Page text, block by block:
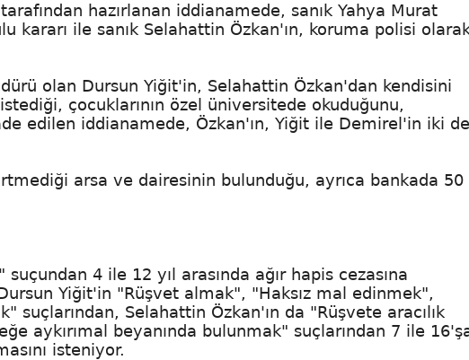
hazırlanan iddianamede, sanık Yahya Murat
kararı ile sanık Selahattin Özkan'ın, koruma polisi
olan Dursun Yiğit'in, Selahattin Özkan'dan kendisini
çocuklarının özel üniversitede okuduğunu,
edilen iddianamede, Özkan'ın, Yiğit ile Demirel'in iki
arsa ve dairesinin bulunduğu, ayrıca bankada 50
4 ile 12 yıl arasında ağır hapis cezasına
Yiğit'in "Rüşvet almak", "Haksız mal edinmek",
suçlarından, Selahattin Özkan'ın da "Rüşvete aracılık
aykırımal beyanında bulunmak" suçlarından 7 ile
isteniyor.